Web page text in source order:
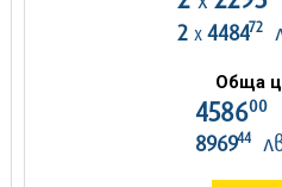
2 х 448472
Обща
458600
896944